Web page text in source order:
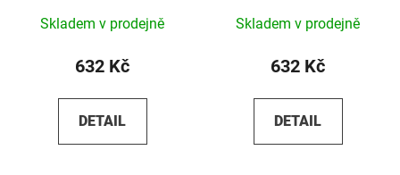
Skladem v prodejně
632 Kč
DETAIL
Skladem v prodejně
632 Kč
DETAIL